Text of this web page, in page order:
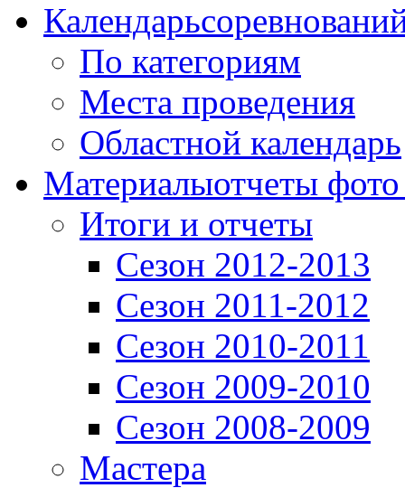
Календарь
По категориям
Места проведения
Областной календарь
Материалыотчеты
Итоги и отчеты
Сезон 2012-2013
Сезон 2011-2012
Сезон 2010-2011
Сезон 2009-2010
Сезон 2008-2009
Мастера